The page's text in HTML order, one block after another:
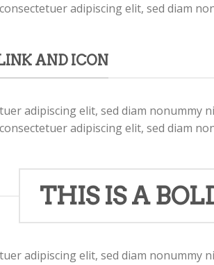
adipiscing elit, sed diam
AND ICON
adipiscing elit, sed diam
adipiscing elit, sed diam
THIS IS A
adipiscing elit, sed diam